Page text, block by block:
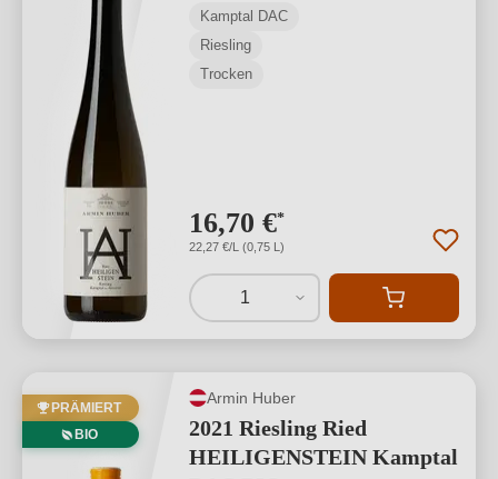
Kamptal DAC
Riesling
Trocken
16,70 €*
22,27 €/L (0,75 L)
1
PRÄMIERT
BIO
Armin Huber
2021 Riesling Ried
HEILIGENSTEIN Kamptal